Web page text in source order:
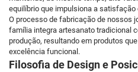
equilíbrio que impulsiona a
O processo de fabricação de nossos
família integra artesanato tradicional
produção, resultando em produtos
excelência funcional.
Filosofia de Design e